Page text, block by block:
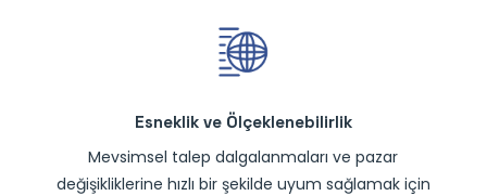
Esneklik ve Ölçeklenebilirlik
Mevsimsel talep dalgalanmaları ve pazar
değişikliklerine hızlı bir şekilde uyum sağlamak için